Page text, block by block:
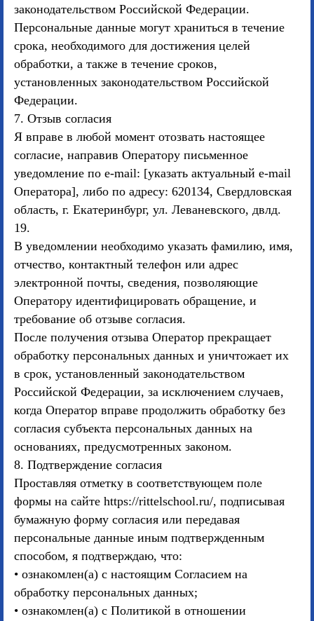
законодательством Российской Федерации.
Персональные данные могут храниться в течение
срока, необходимого для достижения целей
обработки, а также в течение сроков,
установленных законодательством Российской
Федерации.
7. Отзыв согласия
Я вправе в любой момент отозвать настоящее
согласие, направив Оператору письменное
уведомление по e-mail: [указать актуальный e-mail
Оператора], либо по адресу: 620134, Свердловская
область, г. Екатеринбург, ул. Леваневского, двлд.
19.
В уведомлении необходимо указать фамилию, имя,
отчество, контактный телефон или адрес
электронной почты, сведения, позволяющие
Оператору идентифицировать обращение, и
требование об отзыве согласия.
После получения отзыва Оператор прекращает
обработку персональных данных и уничтожает их
в срок, установленный законодательством
Российской Федерации, за исключением случаев,
когда Оператор вправе продолжить обработку без
согласия субъекта персональных данных на
основаниях, предусмотренных законом.
8. Подтверждение согласия
Проставляя отметку в соответствующем поле
формы на сайте https://rittelschool.ru/, подписывая
бумажную форму согласия или передавая
персональные данные иным подтвержденным
способом, я подтверждаю, что:
• ознакомлен(а) с настоящим Согласием на
обработку персональных данных;
• ознакомлен(а) с Политикой в отношении